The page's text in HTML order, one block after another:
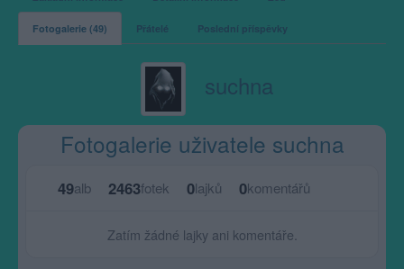
Fotogalerie (49) Přátelé Poslední příspěvky
suchna
Fotogalerie uživatele suchna
49alb 2463fotek 0lajků 0komentářů
Zatím žádné lajky ani komentáře.